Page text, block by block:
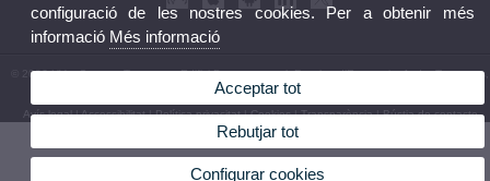
© 2026 UV. - Campus Tarongers. Edifici Departamental. Facultat d’Economia. Avda. Tarongers,
s/n, 46022 València Tlf.961625950
Avís legal|Accessibilitat|Política privacitat|Cookies|Transparència|Bústia de contacte
configuració de les nostres cookies. Per a obtenir més
informació Més informació
Acceptar tot
Rebutjar tot
Configurar cookies